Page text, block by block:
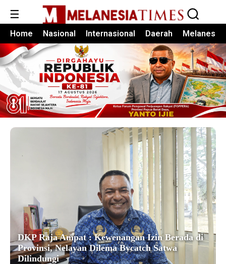
☰
Home Nasional Internasional Daerah Melanesia
DKP Raja Ampat : Kewenangan Izin Berada di
Provinsi, Nelayan Dilema Bycatch Satwa
Dilindungi